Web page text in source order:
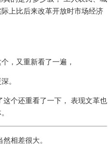
上比后来改革开放时市场经济
，又重新看了一遍，
。
个还重看了一下， 表现文革也
相差很大。